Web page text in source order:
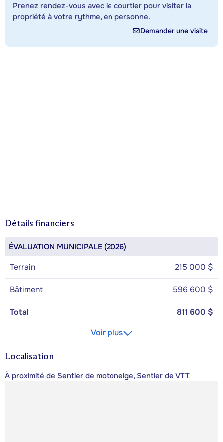
Prenez rendez-vous avec le courtier pour visiter la
propriété à votre rythme, en personne.
Demander une visite
Détails financiers
ÉVALUATION MUNICIPALE (2026)
Terrain 215 000 $
Bâtiment 596 600 $
Total
811 600 $
Voir plus
Localisation
À proximité de Sentier de motoneige, Sentier de VTT